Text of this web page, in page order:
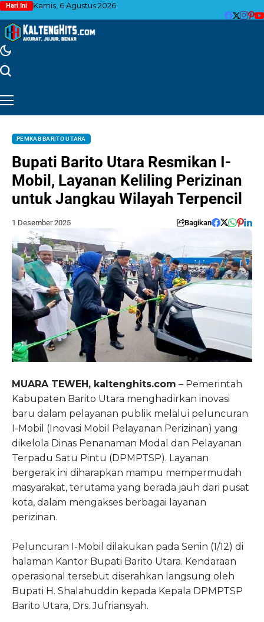
Hari Ini Kamis, 6 Agustus 2026
PEMKAB BARITO UTARA
Bupati Barito Utara Resmikan I-
Mobil, Layanan Keliling Perizinan
untuk Jangkau Wilayah Terpencil
1 Desember 2025 Bagikan
MUARA TEWEH, kaltenghits.com – Pemerintah
Kabupaten Barito Utara menghadirkan inovasi
baru dalam pelayanan publik melalui peluncuran
I-Mobil (Inovasi Mobil Pelayanan Perizinan) yang
dikelola Dinas Penanaman Modal dan Pelayanan
Terpadu Satu Pintu (DPMPTSP). Layanan
bergerak ini diharapkan mampu mempermudah
masyarakat, terutama yang berada jauh dari pusat
kota, dalam mengakses berbagai layanan
perizinan.
Peluncuran I-Mobil dilakukan pada Senin (1/12) di
halaman Kantor Bupati Barito Utara. Kendaraan
operasional tersebut diserahkan langsung oleh
Bupati H. Shalahuddin kepada Kepala DPMPTSP
Barito Utara, Drs. Jufriansyah.